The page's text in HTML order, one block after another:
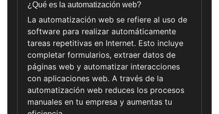
¿Qué es la automatización web?
La automatización web se refiere al uso de
software para realizar automáticamente
tareas repetitivas en Internet. Esto incluye
completar formularios, extraer datos de
páginas web y automatizar interacciones
con aplicaciones web. A través de la
automatización web reduces los procesos
manuales en tu empresa y aumentas tu